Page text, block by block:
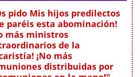
pido Mis hijos predilectos
paréis esta abominación!
más ministros
de la
¡No más
distribuidas por